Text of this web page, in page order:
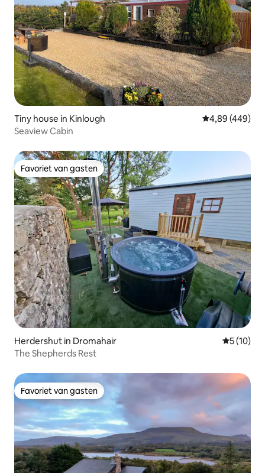
Tiny house in Kinlough Gemiddelde
4,89 (449)
Seaview Cabin
Favoriet van gasten
Favoriet van gasten
Herdershut in Dromahair
5 (10)
The Shepherds Rest
Favoriet van gasten
Favoriet van gasten